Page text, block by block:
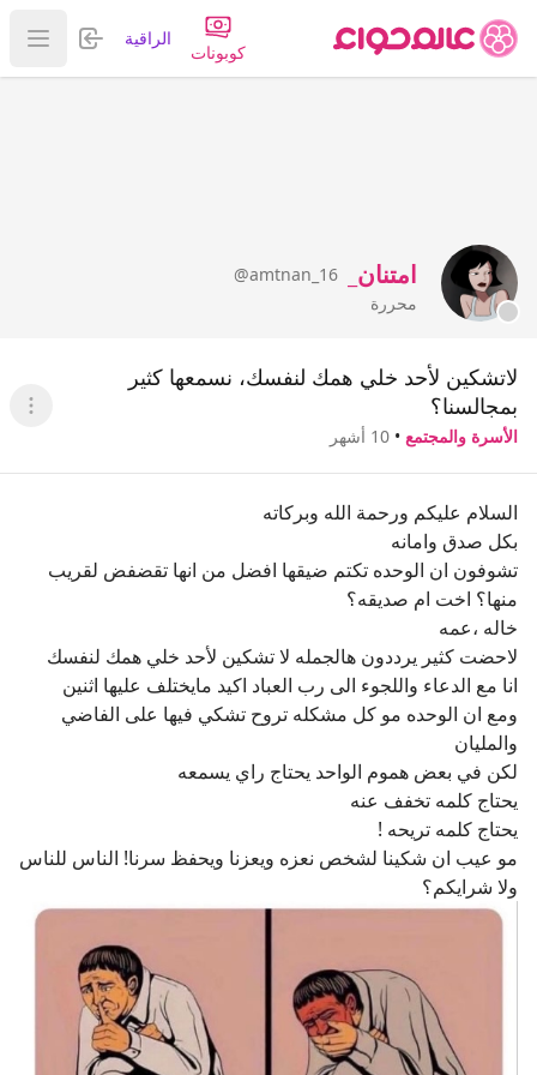
كوبونات
الراقية تسجيل
عرض
امتنان_
@amtnan_16
محررة
لاتشكين لأحد خلي همك لنفسك، نسمعها كثير
بمجالسنا؟
الأسرة والمجتمع • 10 أشهر
عرض
السلام عليكم ورحمة الله وبركاته
بكل صدق وامانه
تشوفون ان الوحده تكتم ضيقها افضل من انها تقضفض لقريب
منها؟ اخت ام صديقه؟
خاله ،عمه
لاحضت كثير يرددون هالجمله لا تشكين لأحد خلي همك لنفسك
انا مع الدعاء واللجوء الى رب العباد اكيد مايختلف عليها اثنين
ومع ان الوحده مو كل مشكله تروح تشكي فيها على الفاضي
والمليان
لكن في بعض هموم الواحد يحتاج راي يسمعه
يحتاج كلمه تخفف عنه
يحتاج كلمه تريحه !
مو عيب ان شكينا لشخص نعزه ويعزنا ويحفظ سرنا! الناس للناس
ولا شرايكم؟